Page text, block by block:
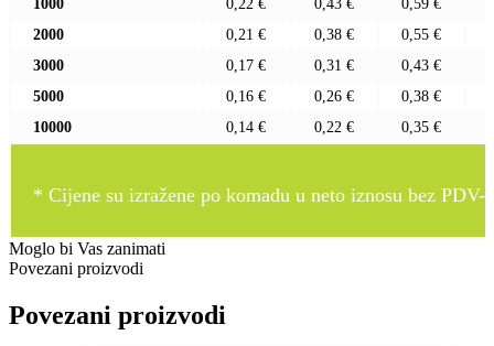
1000
0,22 € 0,43 € 0,59 €
2000
0,21 € 0,38 € 0,55 €
3000
0,17 € 0,31 € 0,43 €
5000
0,16 € 0,26 € 0,38 €
10000
0,14 € 0,22 € 0,35 €
* Cijene su izražene po komadu u neto iznosu bez PDV-
Moglo bi Vas zanimati
Povezani proizvodi
Povezani proizvodi